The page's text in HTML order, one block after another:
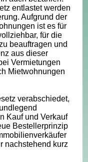
entlastet werden
Aufgrund der
ist es für
für die
beauftragen und
aus dieser
Vermietungen
Mietwohnungen
verabschiedet,
Kauf und Verkauf
Bestellerprinzip
nachstehend kurz